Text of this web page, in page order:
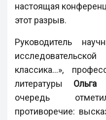
настоящая
этот разрыв.
Руководитель
классика...»,
литературы Ольга
очередь
противоречие: